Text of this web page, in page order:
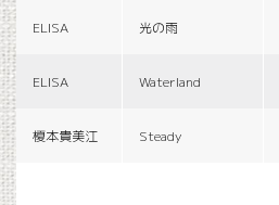
ELISA 光の雨
ELISA Waterland
榎本貴美江 Steady